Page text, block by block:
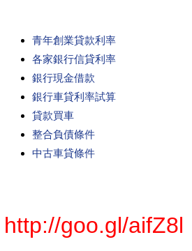
青年創業貸款利率
各家銀行信貸利率
銀行現金借款
銀行車貸利率試算
貸款買車
整合負債條件
中古車貸條件
http://goo.gl/aifZ8l